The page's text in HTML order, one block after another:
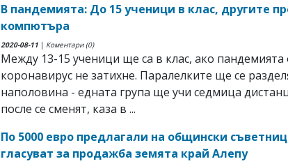
В пандемията: До 15 ученици в клас, другите
компютъра
2020-08-11 | Коментари (0)
Между 13-15 ученици ще са в клас, ако пандемията
коронавирус не затихне. Паралелките ще се
наполовина - едната група ще учи седмица
после се сменят, каза в ...
По 5000 евро предлагали на общински
гласуват за продажба земята край Алепу